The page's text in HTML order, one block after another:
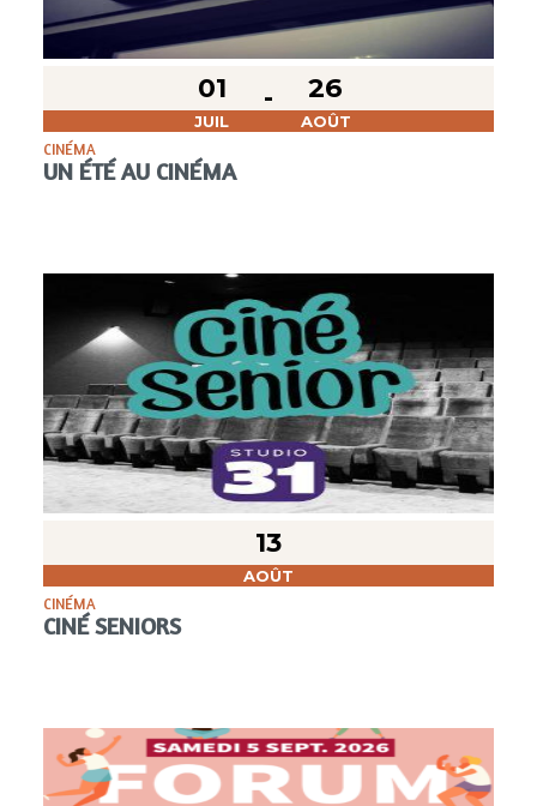
01
JUIL
26
AOÛT
CINÉMA
UN ÉTÉ AU CINÉMA
13
AOÛT
CINÉMA
CINÉ SENIORS